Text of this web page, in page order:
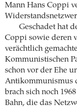
Mann Hans Coppi
Geschadet hat
Coppi sowie deren
verächtlich
Kommunistischen
schon vor der Ehe
Antikommunismus
brach sich noch
Bahn, die das